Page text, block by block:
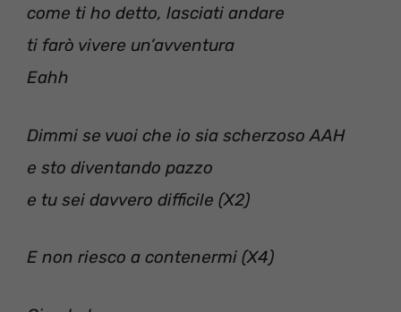
come ti ho detto, lasciati andare
ti farò vivere un’avventura
Eahh
Dimmi se vuoi che io sia scherzoso AAH
e sto diventando pazzo
e tu sei davvero difficile (X2)
E non riesco a contenermi (X4)